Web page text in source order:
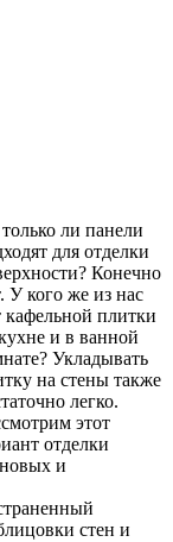
ли панели
для отделки
Конечно
У кого же из нас
кафельной плитки
и в ванной
Укладывать
на стены также
легко.
этот
отделки
и
стен и